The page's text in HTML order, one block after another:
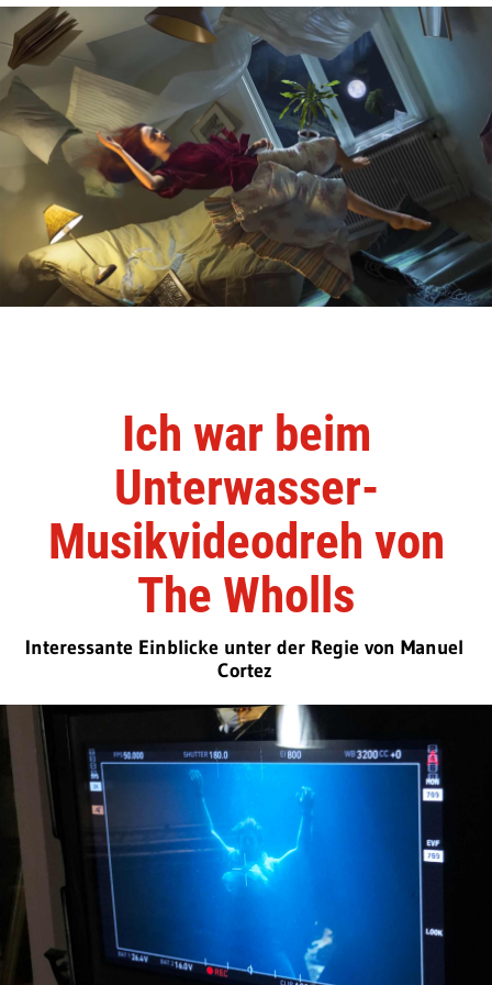
Ich war beim
Unterwasser-
Musikvideodreh von
The Wholls
Interessante Einblicke unter der Regie von Manuel
Cortez